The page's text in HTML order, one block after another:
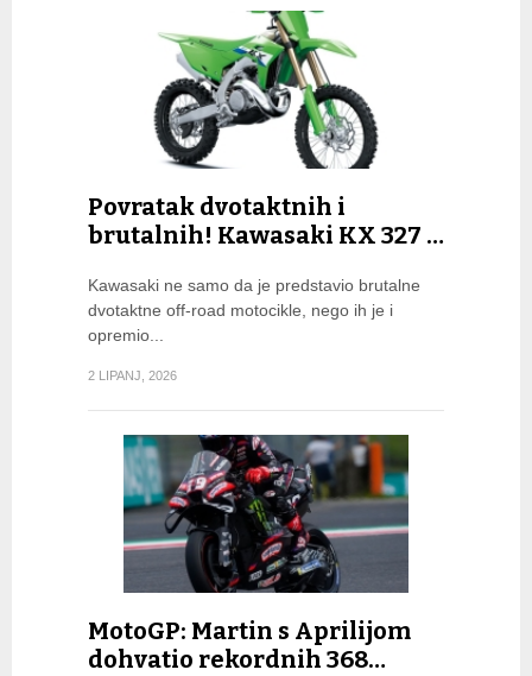
Povratak dvotaktnih i
brutalnih! Kawasaki KX 327 …
Kawasaki ne samo da je predstavio brutalne
dvotaktne off-road motocikle, nego ih je i
opremio...
2 LIPANJ, 2026
MotoGP: Martin s Aprilijom
dohvatio rekordnih 368…